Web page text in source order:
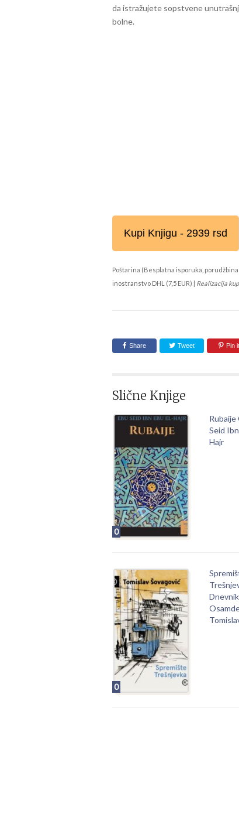
da istražujete sopstvene
bolne.
Kupi Knjigu - 2939 rsd
Poštarina (Besplatna isporuka,
inostranstvo DHL (7,5 EUR) | Realizacija
Share Tweet Pin it
Slične Knjige
0
Rubaije
Seid
Hajr
0
Dnevnik